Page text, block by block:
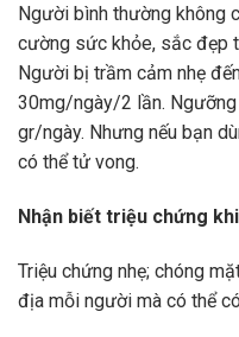
Người bình thường không
cường sức khỏe, sắc đẹp
Người bị trầm cảm nhẹ
30mg/ngày/2 lần.
gr/ngày. Nhưng nếu bạn
có thể tử vong.
Nhận biết triệu chứng
Triệu chứng nhẹ; chóng
địa mỗi người mà có thể